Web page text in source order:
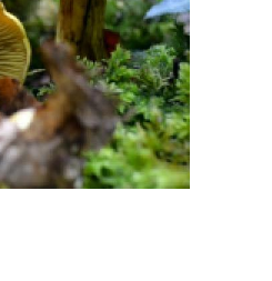
Пластинчатый гриб